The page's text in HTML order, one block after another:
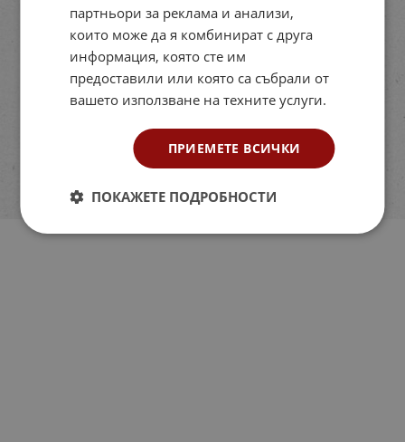
партньори за реклама и анализи,
които може да я комбинират с друга
информация, която сте им
предоставили или която са събрали от
вашето използване на техните услуги.
ПРИЕМЕТЕ ВСИЧКИ
ПОКАЖЕТЕ ПОДРОБНОСТИ